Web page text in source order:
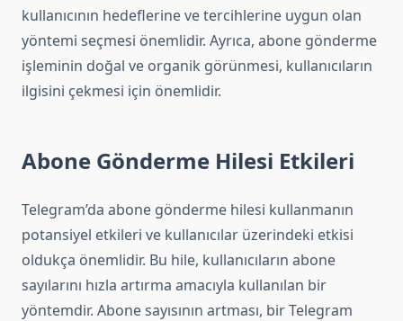
kullanıcının hedeflerine ve tercihlerine uygun olan
yöntemi seçmesi önemlidir. Ayrıca, abone gönderme
işleminin doğal ve organik görünmesi, kullanıcıların
ilgisini çekmesi için önemlidir.
Abone Gönderme Hilesi Etkileri
Telegram’da abone gönderme hilesi kullanmanın
potansiyel etkileri ve kullanıcılar üzerindeki etkisi
oldukça önemlidir. Bu hile, kullanıcıların abone
sayılarını hızla artırma amacıyla kullanılan bir
yöntemdir. Abone sayısının artması, bir Telegram